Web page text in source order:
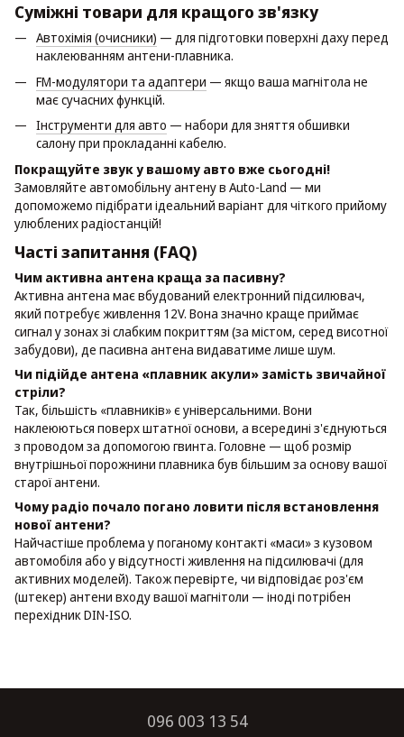
Суміжні товари для кращого зв'язку
Автохімія (очисники) — для підготовки поверхні даху перед
наклеюванням антени-плавника.
FM-модулятори та адаптери — якщо ваша магнітола не
має сучасних функцій.
Інструменти для авто — набори для зняття обшивки
салону при прокладанні кабелю.
Покращуйте звук у вашому авто вже сьогодні!
Замовляйте автомобільну антену в Auto-Land — ми
допоможемо підібрати ідеальний варіант для чіткого прийому
улюблених радіостанцій!
Часті запитання (FAQ)
Чим активна антена краща за пасивну?
Активна антена має вбудований електронний підсилювач,
який потребує живлення 12V. Вона значно краще приймає
сигнал у зонах зі слабким покриттям (за містом, серед висотної
забудови), де пасивна антена видаватиме лише шум.
Чи підійде антена «плавник акули» замість звичайної
стріли?
Так, більшість «плавників» є універсальними. Вони
наклеюються поверх штатної основи, а всередині з'єднуються
з проводом за допомогою гвинта. Головне — щоб розмір
внутрішньої порожнини плавника був більшим за основу вашої
старої антени.
Чому радіо почало погано ловити після встановлення
нової антени?
Найчастіше проблема у поганому контакті «маси» з кузовом
автомобіля або у відсутності живлення на підсилювачі (для
активних моделей). Також перевірте, чи відповідає роз'єм
(штекер) антени входу вашої магнітоли — іноді потрібен
перехідник DIN-ISO.
096 003 13 54